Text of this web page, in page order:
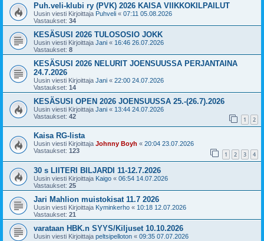
Puh.veli-klubi ry (PVK) 2026 KAISA VIIKKOKILPAILUT
Uusin viesti Kirjoittaja Puhveli « 07:11 05.08.2026
Vastaukset: 34
KESÄSUSI 2026 TULOSOSIO JOKK
Uusin viesti Kirjoittaja Jani « 16:46 26.07.2026
Vastaukset: 8
KESÄSUSI 2026 NELURIT JOENSUUSSA PERJANTAINA
24.7.2026
Uusin viesti Kirjoittaja Jani « 22:00 24.07.2026
Vastaukset: 14
KESÄSUSI OPEN 2026 JOENSUUSSA 25.-(26.7).2026
Uusin viesti Kirjoittaja Jani « 13:44 24.07.2026
Vastaukset: 42 1 2
Kaisa RG-lista
Uusin viesti Kirjoittaja Johnny Boyh « 20:04 23.07.2026
Vastaukset: 123 1 2 3 4
30 s LIITERI BILJARDI 11-12.7.2026
Uusin viesti Kirjoittaja Kaigo « 06:54 14.07.2026
Vastaukset: 25
Jari Mahlion muistokisat 11.7 2026
Uusin viesti Kirjoittaja Kyminkerho « 10:18 12.07.2026
Vastaukset: 21
varataan HBK.n SYYS/Kiljuset 10.10.2026
Uusin viesti Kirjoittaja peltsipelloton « 09:35 07.07.2026